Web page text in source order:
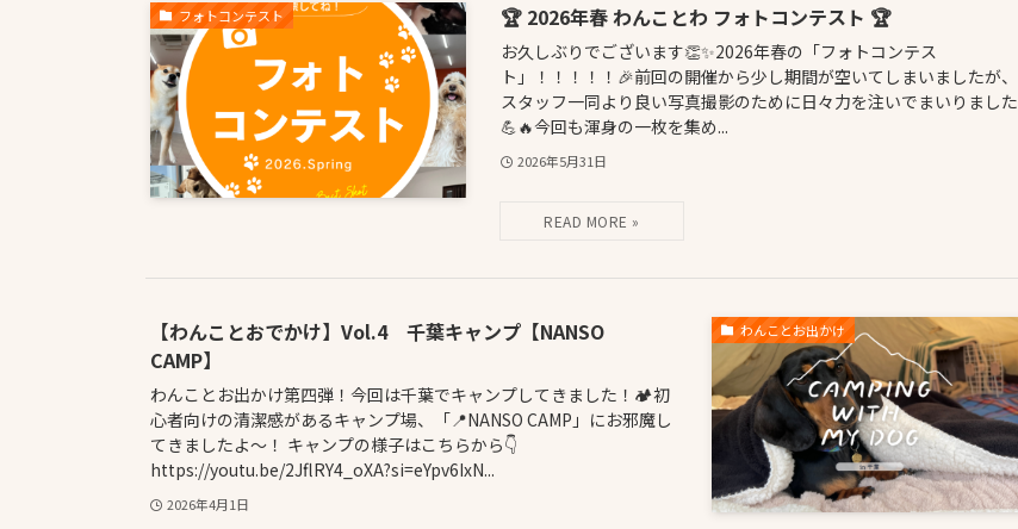
フォトコンテスト 🏆 2026年春 わんことわ フォトコンテスト 🏆
お久しぶりでございます👏✨2026年春の「フォトコンテス
ト」！！！！！🎉前回の開催から少し期間が空いてしまいましたが、
スタッフ一同より良い写真撮影のために日々力を注いでまいりました
💪🔥今回も渾身の一枚を集め...
2026年5月31日
わんことお出かけ
【わんことおでかけ】Vol.4 千葉キャンプ【NANSO
CAMP】
わんことお出かけ第四弾！今回は千葉でキャンプしてきました！🏕️初
心者向けの清潔感があるキャンプ場、「📍NANSO CAMP」にお邪魔し
てきましたよ～！ キャンプの様子はこちらから👇
https://youtu.be/2JflRY4_oXA?si=eYpv6IxN...
2026年4月1日